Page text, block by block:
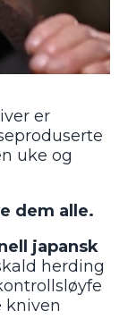
er
uke og
dem alle.
japansk
herding
kniven